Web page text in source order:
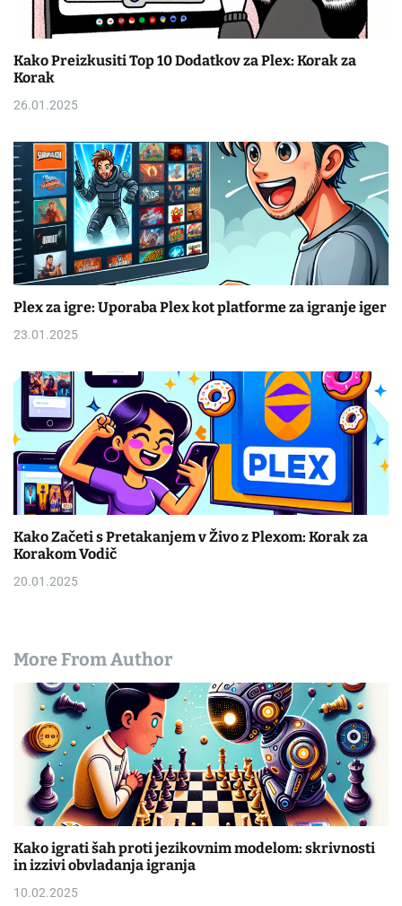
Kako Preizkusiti Top 10 Dodatkov za Plex: Korak za
Korak
26.01.2025
Plex za igre: Uporaba Plex kot platforme za igranje iger
23.01.2025
Kako Začeti s Pretakanjem v Živo z Plexom: Korak za
Korakom Vodič
20.01.2025
More From Author
Kako igrati šah proti jezikovnim modelom: skrivnosti
in izzivi obvladanja igranja
10.02.2025